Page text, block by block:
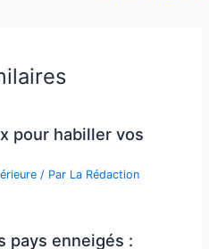
pour habiller vos
/ Par La Rédaction
pays enneigés :